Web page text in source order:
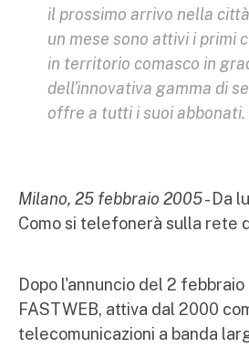
il prossimo arrivo nella
un mese sono attivi i primi
in territorio comasco in
dell'innovativa gamma di
offre a tutti i suoi abbonati.
Milano, 25 febbraio 2005- Da
Como si telefonerà sulla rete
Dopo l'annuncio del 2
FASTWEB, attiva dal 2000
telecomunicazioni a banda